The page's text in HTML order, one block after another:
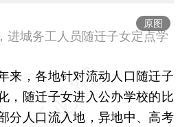
原图
进城务工人员随迁子女定点学
来，各地针对流动人口随迁子
，随迁子女进入公办学校的比
分人口流入地，异地中、高考